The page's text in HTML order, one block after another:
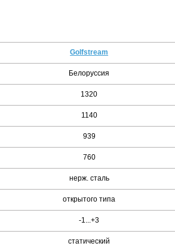
Golfstream
Белоруссия
1320
1140
939
760
нерж. сталь
открытого типа
-1...+3
статический